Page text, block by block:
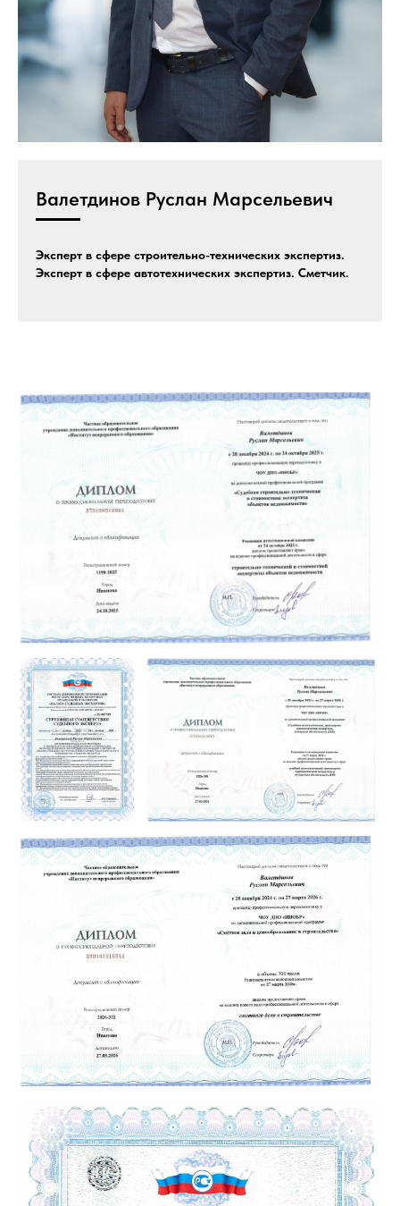
Валетдинов Руслан Марсельевич
Эксперт в сфере строительно-технических экспертиз.
Эксперт в сфере автотехнических экспертиз. Сметчик.